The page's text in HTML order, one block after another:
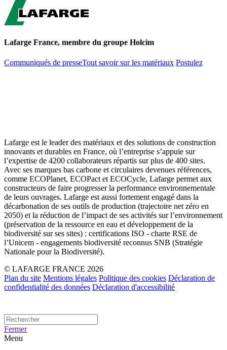
Lafarge France, membre du groupe Holcim
Communiqués de presse​Tout savoir sur les matériaux Postulez
Lafarge est le leader des matériaux et des solutions de construction
innovants et durables en France, où l’entreprise s’appuie sur
l’expertise de 4200 collaborateurs répartis sur plus de 400 sites.
Avec ses marques bas carbone et circulaires devenues références,
comme ECOPlanet, ECOPact et ECOCycle, Lafarge permet aux
constructeurs de faire progresser la performance environnementale
de leurs ouvrages. Lafarge est aussi fortement engagé dans la
décarbonation de ses outils de production (trajectoire net zéro en
2050) et la réduction de l’impact de ses activités sur l’environnement
(préservation de la ressource en eau et développement de la
biodiversité sur ses sites) : certifications ISO - charte RSE de
l’Unicem - engagements biodiversité reconnus SNB (Stratégie
Nationale pour la Biodiversité).
© LAFARGE FRANCE 2026
Plan du site Mentions légales Politique des cookies Déclaration de
confidentialité des données Déclaration d'accessibilité
Fermer
Menu